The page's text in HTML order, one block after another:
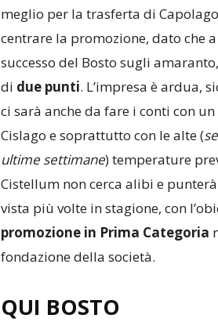
meglio per la trasferta di
centrare la promozione, dato che
successo del Bosto sugli
di due punti. L’impresa è ardua,
ci sarà anche da fare i conti con
Cislago e soprattutto con le alte (
ultime settimane) temperature
Cistellum non cerca alibi e
vista più volte in stagione, con
promozione in Prima Categoria
fondazione della società.
QUI BOSTO